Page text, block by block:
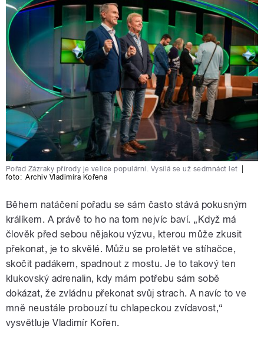
Pořad Zázraky přírody je velice populární. Vysílá se už sedmnáct let
foto: Archiv Vladimíra Kořena
Během natáčení pořadu se sám často stává pokusným
králíkem. A právě to ho na tom nejvíc baví. „Když má
člověk před sebou nějakou výzvu, kterou může zkusit
překonat, je to skvělé. Můžu se proletět ve stíhačce,
skočit padákem, spadnout z mostu. Je to takový ten
klukovský adrenalin, kdy mám potřebu sám sobě
dokázat, že zvládnu překonat svůj strach. A navíc to ve
mně neustále probouzí tu chlapeckou zvídavost,“
vysvětluje Vladimír Kořen.